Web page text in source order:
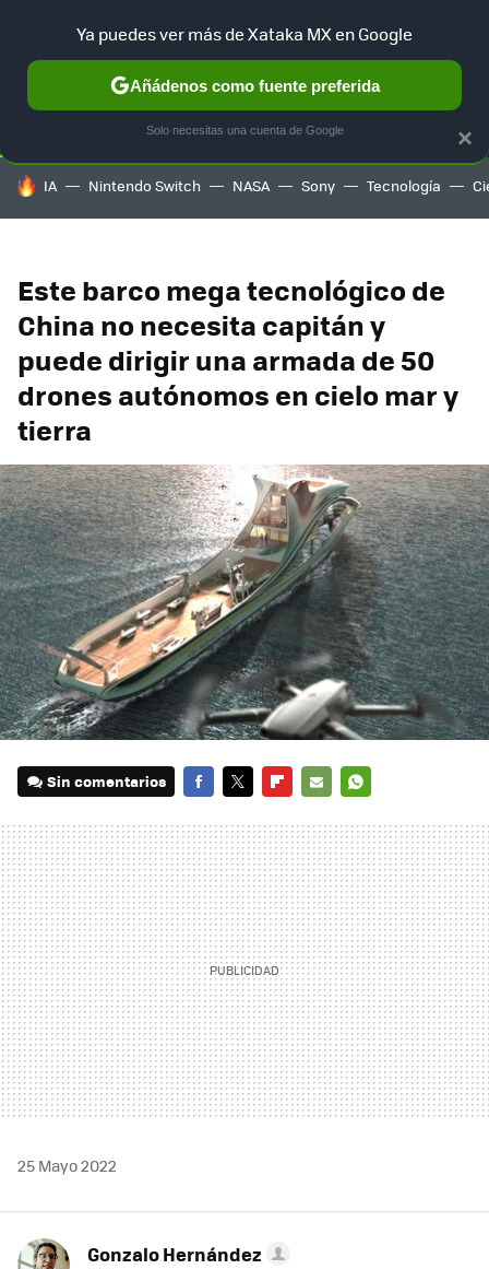
SELECCIÓN GAMING HOME AUTO TERRITORIO
HOY SE HABLA DE
IA Nintendo Switch NASA Sony Tecnología
Este barco mega tecnológico de
China no necesita capitán y
puede dirigir una armada de 50
drones autónomos en cielo mar y
tierra
Sin comentarios
MAIL
25 Mayo 2022
Gonzalo Hernández
×
Ya puedes ver más de Xataka MX en Google
Añádenos como fuente preferida
Solo necesitas una cuenta de Google